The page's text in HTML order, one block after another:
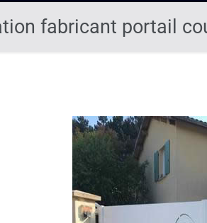
fabricant portail